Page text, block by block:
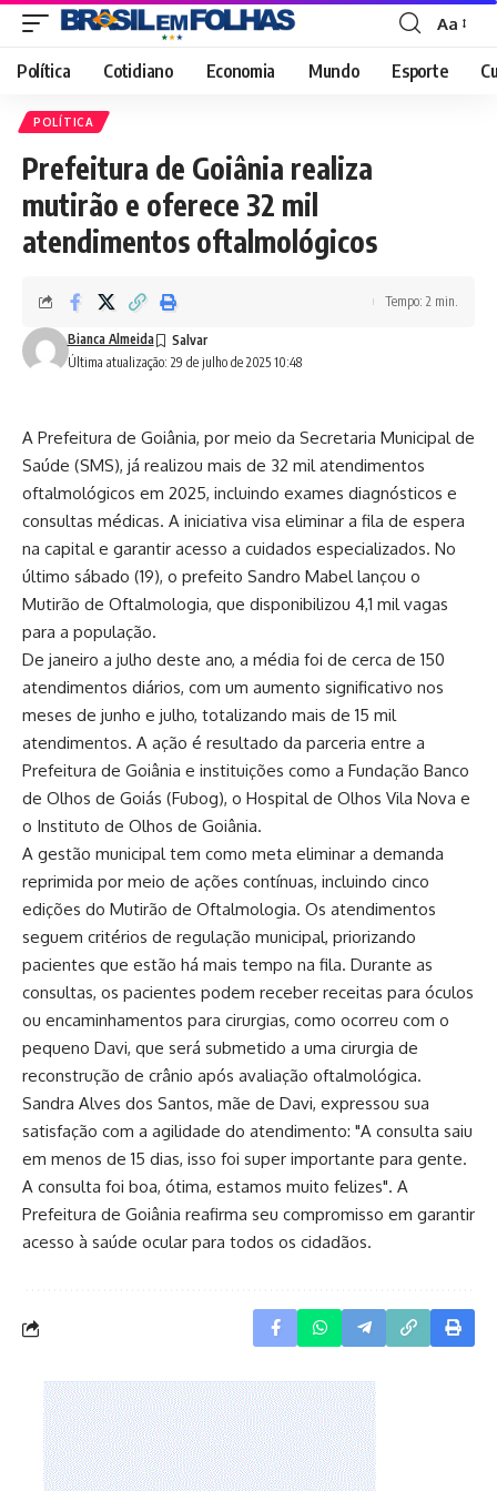
Font
Resizer
Aa
Política Cotidiano Economia Mundo Esporte
POLÍTICA
Prefeitura de Goiânia realiza
mutirão e oferece 32 mil
atendimentos oftalmológicos
Última atualização: 29 de julho de 2025 10:48
Bianca Almeida
Tempo: 2 min.
A Prefeitura de Goiânia, por meio da Secretaria Municipal de
Saúde (SMS), já realizou mais de 32 mil atendimentos
oftalmológicos em 2025, incluindo exames diagnósticos e
consultas médicas. A iniciativa visa eliminar a fila de espera
na capital e garantir acesso a cuidados especializados. No
último sábado (19), o prefeito Sandro Mabel lançou o
Mutirão de Oftalmologia, que disponibilizou 4,1 mil vagas
para a população.
De janeiro a julho deste ano, a média foi de cerca de 150
atendimentos diários, com um aumento significativo nos
meses de junho e julho, totalizando mais de 15 mil
atendimentos. A ação é resultado da parceria entre a
Prefeitura de Goiânia e instituições como a Fundação Banco
de Olhos de Goiás (Fubog), o Hospital de Olhos Vila Nova e
o Instituto de Olhos de Goiânia.
A gestão municipal tem como meta eliminar a demanda
reprimida por meio de ações contínuas, incluindo cinco
edições do Mutirão de Oftalmologia. Os atendimentos
seguem critérios de regulação municipal, priorizando
pacientes que estão há mais tempo na fila. Durante as
consultas, os pacientes podem receber receitas para óculos
ou encaminhamentos para cirurgias, como ocorreu com o
pequeno Davi, que será submetido a uma cirurgia de
reconstrução de crânio após avaliação oftalmológica.
Sandra Alves dos Santos, mãe de Davi, expressou sua
satisfação com a agilidade do atendimento: "A consulta saiu
em menos de 15 dias, isso foi super importante para gente.
A consulta foi boa, ótima, estamos muito felizes". A
Prefeitura de Goiânia reafirma seu compromisso em garantir
acesso à saúde ocular para todos os cidadãos.